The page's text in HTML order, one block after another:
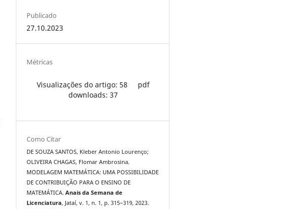
Publicado
27.10.2023
Métricas
Visualizações do artigo: 58
pdf
downloads: 37
Como Citar
DE SOUZA SANTOS, Kleber Antonio Lourenço;
OLIVEIRA CHAGAS, Flomar Ambrosina.
MODELAGEM MATEMÁTICA: UMA POSSIBILIDADE
DE CONTRIBUIÇÃO PARA O ENSINO DE
MATEMÁTICA.Anais da Semana de
Licenciatura, Jataí, v. 1, n. 1, p. 315–319, 2023.